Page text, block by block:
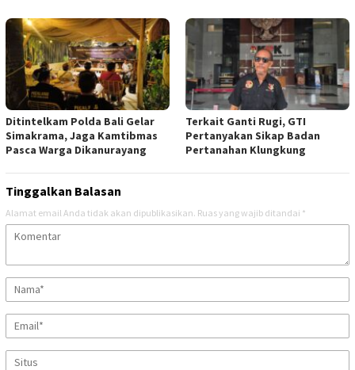
Ditintelkam Polda Bali Gelar
Simakrama, Jaga Kamtibmas
Pasca Warga Dikanurayang
Terkait Ganti Rugi, GTI
Pertanyakan Sikap Badan
Pertanahan Klungkung
Tinggalkan Balasan
Alamat email Anda tidak akan dipublikasikan. Ruas yang wajib ditandai *